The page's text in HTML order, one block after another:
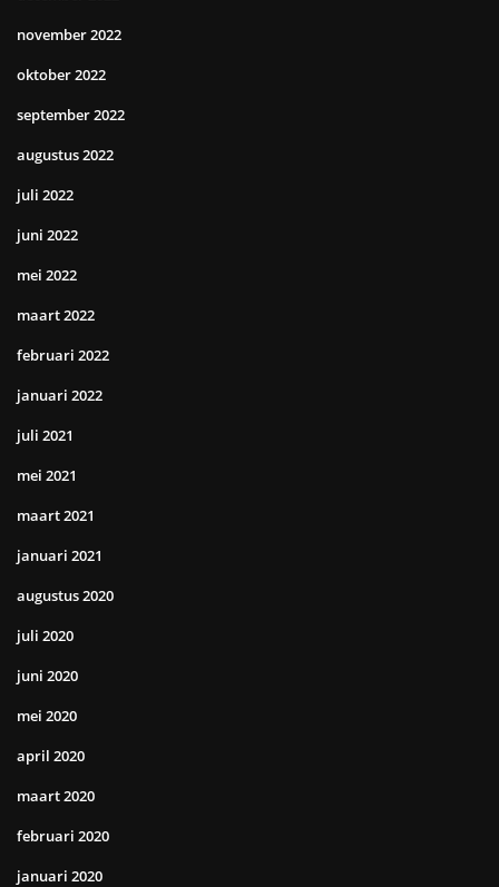
november 2022
oktober 2022
september 2022
augustus 2022
juli 2022
juni 2022
mei 2022
maart 2022
februari 2022
januari 2022
juli 2021
mei 2021
maart 2021
januari 2021
augustus 2020
juli 2020
juni 2020
mei 2020
april 2020
maart 2020
februari 2020
januari 2020